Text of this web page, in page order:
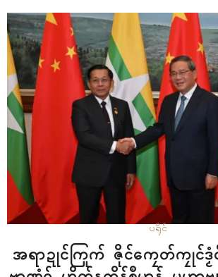
ဂှ်ဝွံ…
ပရိုၚ်
အရာဍုၚ်ကြုက် ဇိုၚ်ကၠေတ်ကၠုၚ်ဒၟံၚ်